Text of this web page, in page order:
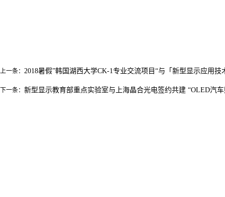
上一条： 2018暑假”韩国湖西大学CK-1专业交流项目“与「新型显示应用技
下一条： 新型显示教育部重点实验室与上海晶合光电签约共建 “OLED汽